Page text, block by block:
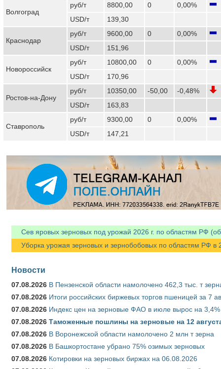
Волгоград
руб/т 8800,00 0
0,00%
USD/т
139,30
Краснодар
руб/т 9600,00 0
0,00%
USD/т
151,96
Новороссийск
руб/т 10800,00 0
0,00%
USD/т
170,96
Ростов-на-Дону
руб/т 10350,00 -50,00
-0,48%
USD/т
163,83
Ставрополь
руб/т 9300,00 0
0,00%
USD/т
147,21
Сев яровых зерновых под урожай 2026 г. по областям РФ
Уборка урожая зерновых и зернобобовых по областям РФ в
Новости
07.08.2026 В Пензенской области намолочено 462,3 тыс. т
07.08.2026 Итоги российских биржевых торгов пшеницей за 7
07.08.2026 Индекс цен на зерновые ФАО в июле вырос на 3,4%
07.08.2026 Таможенные пошлины на зерновые на 12
07.08.2026 В Воронежской области намолочено 2 млн т зерна
07.08.2026 В Башкортостане убрано 75% озимых зерновых
07.08.2026 Котировки на зерновых биржах на 06.08.2026